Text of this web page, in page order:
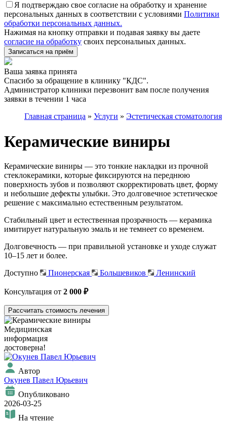
Я подтверждаю свое согласие на обработку и хранение
персональных данных в соответствии с условиями Политики
обработки персональных данных.
Нажимая на кнопку отправки и подавая заявку вы даете
согласие на обработку своих персональных данных.
Записаться на приём
Ваша заявка принята
Спасибо за обращение в клинику "КДС".
Администратор клиники перезвонит вам после получения
заявки в течении 1 часа
Главная страница » Услуги » Эстетическая стоматология
Керамические виниры
Керамические виниры — это тонкие накладки из прочной
стеклокерамики, которые фиксируются на переднюю
поверхность зубов и позволяют скорректировать цвет, форму
и небольшие дефекты улыбки. Это долговечное эстетическое
решение с максимально естественным результатом.
Стабильный цвет и естественная прозрачность — керамика
имитирует натуральную эмаль и не темнеет со временем.
Долговечность — при правильной установке и уходе служат
10–15 лет и более.
Доступно
Пионерская Большевиков Ленинский
Консультация от 2 000 ₽
Рассчитать стоимость лечения
Медицинская
информация
достоверна!
Автор
Окунев Павел Юрьевич
Опубликовано
2026-03-25
На чтение